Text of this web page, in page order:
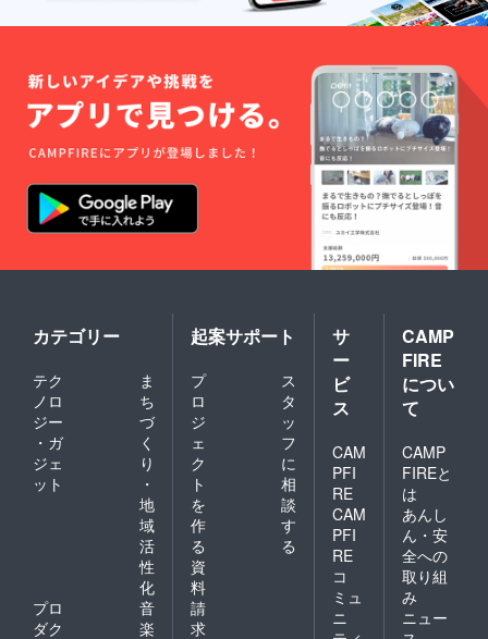
カテゴリー
テク
ノロ
ジー
・ガ
ジェ
ット
ま
ち
づ
く
り
・
地
域
活
性
化
プロ
ダク
音
楽
起案サポート
プ
ロ
ジ
ェ
ク
ト
を
作
る
ス
タ
ッ
フ
に
相
談
す
る
資
料
請
求
サ
ー
ビ
ス
CAM
PFI
RE
CAM
PFI
RE
コ
ミュ
ニ
CAMP
FIRE
につい
て
CAMP
FIREと
は
あんし
ん・安
全への
取り組
み
ニュー